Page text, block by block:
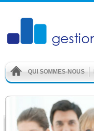
QUI SOMMES-NOUS